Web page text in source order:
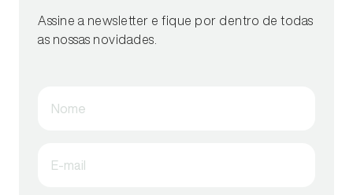
Assine a newsletter e fique por dentro de todas
as nossas novidades.
Nome
E-mail